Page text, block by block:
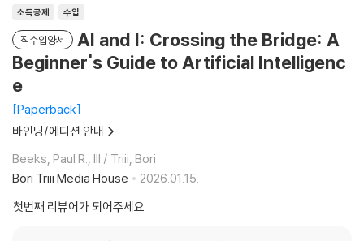
소득공제 수입
직수입양서
AI and I: Crossing the Bridge: A
Beginner's Guide to Artificial Intelligenc
e
Paperback
바인딩/에디션 안내
Beeks, Paul R., III / Triii, Bori
Bori Triii Media House
2026.01.15.
첫번째 리뷰어가 되어주세요